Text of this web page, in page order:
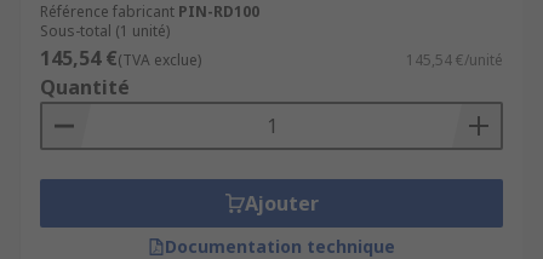
Référence fabricant PIN-RD100
Sous-total (1 unité)
145,54 €(TVA exclue) 145,54 €/unité
Quantité
Ajouter
Documentation technique